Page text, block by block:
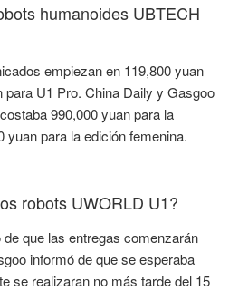
humanoides UBTECH
empiezan en 119,800 yuan
para U1 Pro. China Daily y Gasgoo
990,000 yuan para la
para la edición femenina.
robots UWORLD U1?
que las entregas comenzarán
informó de que se esperaba
se realizaran no más tarde del 15